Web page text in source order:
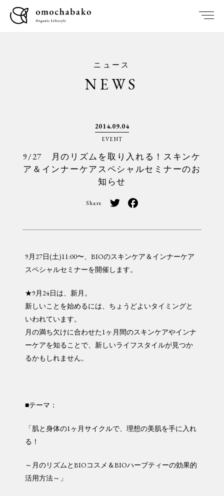
ニュース
NEWS
2014.09.04
EVENT
9/27 月のリズムを取り入れる！スキンケ
ア＆インナーケアスペシャルセミナーのお
知らせ
Share
9月27日(土)11:00〜、BIOのスキンケア＆インナーケア
スペシャルセミナーを開催します。
★9月24日は、新月。
新しいことを始めるには、ちょうどよいタイミングと
いわれています。
月の満ち欠けに合わせた1ヶ月間のスキンケアやインナ
ーケアを知ることで、新しいライフスタイルが見つか
るかもしれません。
■テーマ：
「肌と身体の1ヶ月サイクルで、理想の美肌を手に入れ
る！
～月のリズムとBIOコスメ＆BIOハーブティーの効果的
活用方法～」